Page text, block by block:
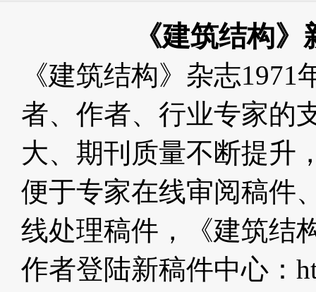
《建筑结构
《建筑结构》杂志
者、作者、行业专家的
大、期刊质量不断提升
便于专家在线审阅稿件
线处理稿件，《建筑结
作者登陆新稿件中心：